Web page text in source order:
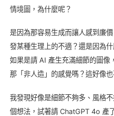
情境圖，為什麼呢？
是因為那容易生成而讓人感到廉
發某種生理上的不適？還是因為
如果是請 AI 產生充滿細節的圖像
那「非人造」的感覺嗎？這好像
我發現好像是細節不夠多、風格
個想法，試著請 ChatGPT 4o 產